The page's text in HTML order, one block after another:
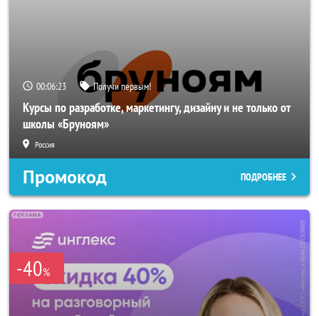
00:06:22 Получи первым!
Курсы по разработке, маркетингу, дизайну и не только от
школы «Бруноям»
Россия
Промокод ПОДРОБНЕЕ
-40%